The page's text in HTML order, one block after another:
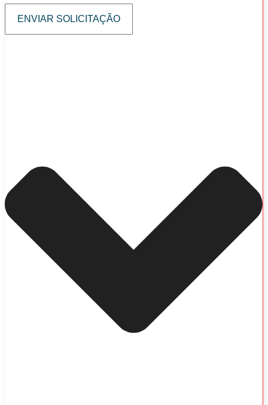
ENVIAR SOLICITAÇÃO